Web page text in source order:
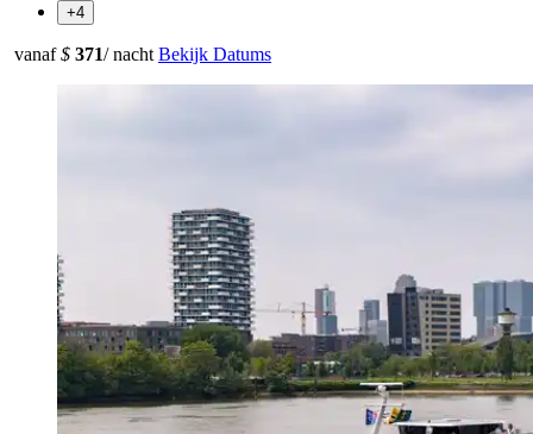
+4
vanaf$ 371/ nacht Bekijk Datums